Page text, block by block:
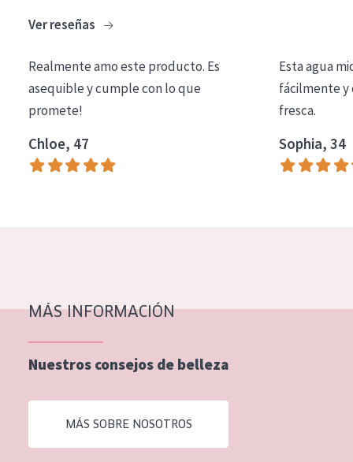
Limpieza
COLECCIÓN
Essentials
Lift+
Piel normal y seca
Piel mixata o grasa
Piel madura
Piel expuesta al sol
Piel menopáusica
Ver reseñas
Realmente amo este producto. Es
asequible y cumple con lo que
promete!
Chloe, 47
Esta agua
fácilmente y
fresca.
Sophia, 34
MÁS INFORMACIÓN
Nuestros consejos de belleza
MÁS SOBRE NOSOTROS